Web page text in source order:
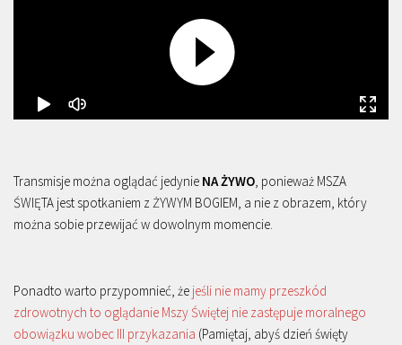
Transmisje można oglądać jedynie NA ŻYWO, ponieważ MSZA
ŚWIĘTA jest spotkaniem z ŻYWYM BOGIEM, a nie z obrazem, który
można sobie przewijać w dowolnym momencie.
Ponadto warto przypomnieć, że jeśli nie mamy przeszkód
zdrowotnych to oglądanie Mszy Świętej nie zastępuje moralnego
obowiązku wobec III przykazania (Pamiętaj, abyś dzień święty